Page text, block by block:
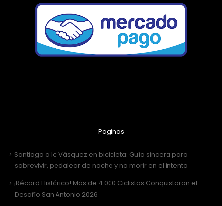
Paginas
Santiago a lo Vásquez en bicicleta: Guía sincera para
sobrevivir, pedalear de noche y no morir en el intento
¡Récord Histórico! Más de 4.000 Ciclistas Conquistaron el
Desafío San Antonio 2026